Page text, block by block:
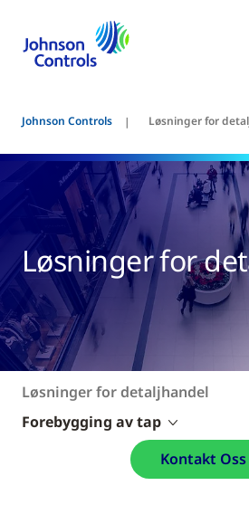
Johnson Controls Løsninger for
Løsninger for
Løsninger for detaljhandel
Forebygging av tap
Kontakt Oss